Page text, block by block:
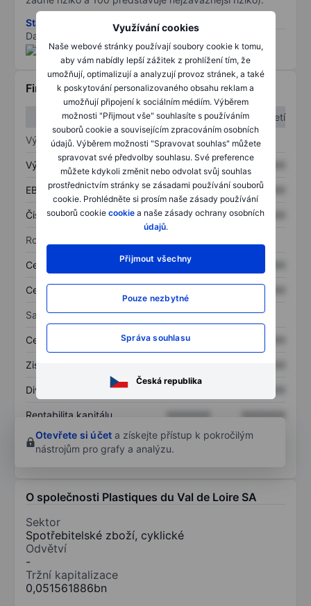
Využívání cookies
Naše webové stránky používají soubory cookie k tomu,
aby vám nabídly lepší zážitek z prohlížení tím, že
umožňují, optimalizují a analyzují provoz stránek, a také
k poskytování personalizovaného obsahu reklam a
umožňují připojení k sociálním médiím. Výběrem
možnosti "Přijmout vše" souhlasíte s používáním
souborů cookie a souvisejícím zpracováním osobních
údajů. Výběrem možnosti "Spravovat souhlas" můžete
spravovat své předvolby souhlasu. Své preference
můžete kdykoli změnit nebo odvolat svůj souhlas
prostřednictvím stránky se zásadami používání souborů
cookie. Prohlédněte si prosím naše zásady používání
souborů cookie cookie a naše zásady ochrany osobních
údajů.
Přijmout všechny
Pouze nezbytné
Správa souhlasu
Česká republika
Stáhněte si metodiku rizik ESG
Data poskytnuta od
Finanční informace
1. čtvrtletí
2. čtvrtletí
Výkaz zisku a ztráty
Výnos XXXXXXX
EBITDA XXXXXXX XXXXXXX
Čistý příjem XXXXXXX XXXXXXX
Rozvaha
Celková aktiva XXXXXXX
Celkový dluh XXXXXXX
Sazby
Cena/tržby XXXXXXX
Zisk na akcii
Dividenda na akcii XXXXXXX
Rentabilita kapitálu XXXXXXX
XXXXXXX
Otevřete si účet a získejte přístup k pokročilým
nástrojům pro grafy a analýzu.
O společnosti Plastiques du Val de Loire SA
Sektor
Spotřebitelské zboží, cyklické
Odvětví
-
Tržní kapitalizace
0,051561886bn